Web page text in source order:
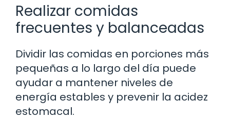
Realizar comidas
frecuentes y balanceadas
Dividir las comidas en porciones más
pequeñas a lo largo del día puede
ayudar a mantener niveles de
energía estables y prevenir la acidez
estomacal.